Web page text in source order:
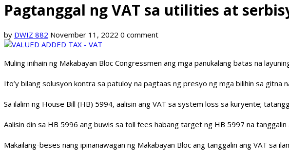
Pagtanggal ng VAT sa utilities at
by DWIZ 882 November 11, 2022 0 comment
Muling inihain ng Makabayan Bloc Congressmen ang mga panukalang batas na
Ito’y bilang solusyon kontra sa patuloy na pagtaas ng presyo ng mga bilihin sa gitna
Sa ilalim ng House Bill (HB) 5994, aalisin ang VAT sa system loss sa kuryente;
Aalisin din sa HB 5996 ang buwis sa toll fees habang target ng HB 5997 na
Makailang-beses nang ipinanawagan ng Makabayan Bloc ang tanggalin ang VAT sa